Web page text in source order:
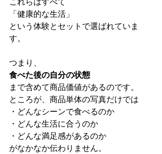
これらはすべて
「健康的な生活」
という体験とセットで選ばれていま
す。
つまり、
食べた後の自分の状態
まで含めて商品価値があるのです。
ところが、商品単体の写真だけでは
・どんなシーンで食べるのか
・どんな生活に合うのか
・どんな満足感があるのか
がなかなか伝わりません。